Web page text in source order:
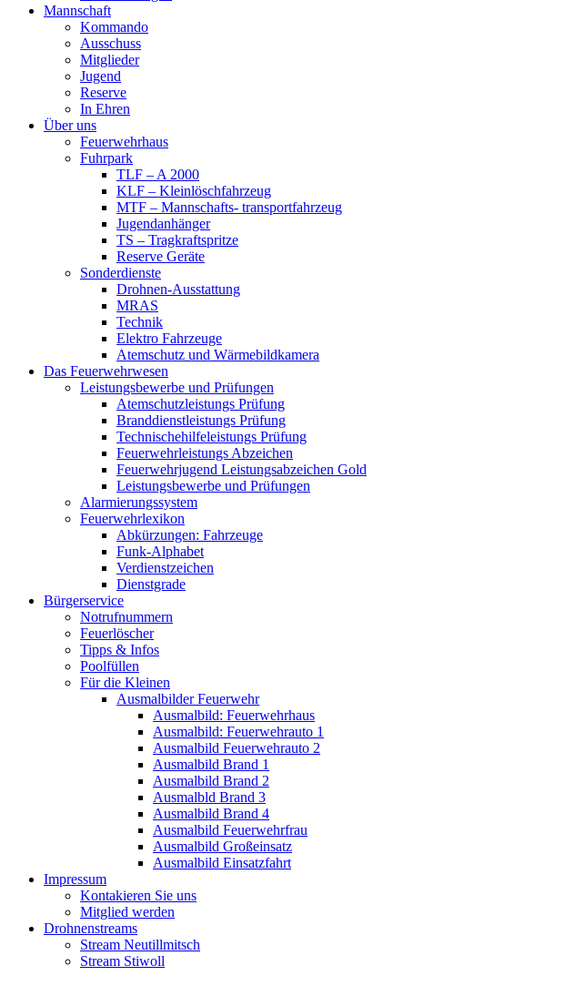
Mannschaft
Kommando
Ausschuss
Mitglieder
Jugend
Reserve
In Ehren
Über uns
Feuerwehrhaus
Fuhrpark
TLF – A 2000
KLF – Kleinlöschfahrzeug
MTF – Mannschafts- transportfahrzeug
Jugendanhänger
TS – Tragkraftspritze
Reserve Geräte
Sonderdienste
Drohnen-Ausstattung
MRAS
Technik
Elektro Fahrzeuge
Atemschutz und Wärmebildkamera
Das Feuerwehrwesen
Leistungsbewerbe und Prüfungen
Atemschutzleistungs Prüfung
Branddienstleistungs Prüfung
Technischehilfeleistungs Prüfung
Feuerwehrleistungs Abzeichen
Feuerwehrjugend Leistungsabzeichen Gold
Leistungsbewerbe und Prüfungen
Alarmierungssystem
Feuerwehrlexikon
Abkürzungen: Fahrzeuge
Funk-Alphabet
Verdienstzeichen
Dienstgrade
Bürgerservice
Notrufnummern
Feuerlöscher
Tipps & Infos
Poolfüllen
Für die Kleinen
Ausmalbilder Feuerwehr
Ausmalbild: Feuerwehrhaus
Ausmalbild: Feuerwehrauto 1
Ausmalbild Feuerwehrauto 2
Ausmalbild Brand 1
Ausmalbild Brand 2
Ausmalbld Brand 3
Ausmalbild Brand 4
Ausmalbild Feuerwehrfrau
Ausmalbild Großeinsatz
Ausmalbild Einsatzfahrt
Impressum
Kontakieren Sie uns
Mitglied werden
Drohnenstreams
Stream Neutillmitsch
Stream Stiwoll